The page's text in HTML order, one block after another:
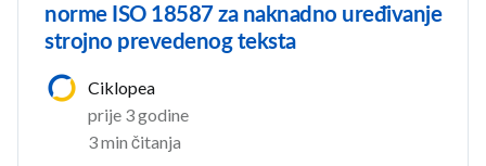
norme ISO 18587 za naknadno uređivanje
strojno prevedenog teksta
Ciklopea
prije 3 godine
3 min čitanja